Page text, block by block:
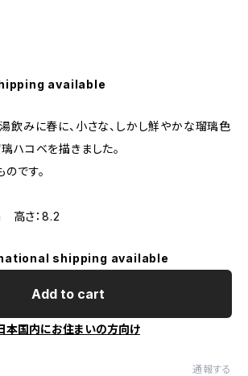
available
飲みに春に、小さな、しかし鮮やかな瑠璃色
ハコベを描きました。
です。
高さ：8.2
shipping available
Add to cart
本国内にお住まいの方向け
通報する